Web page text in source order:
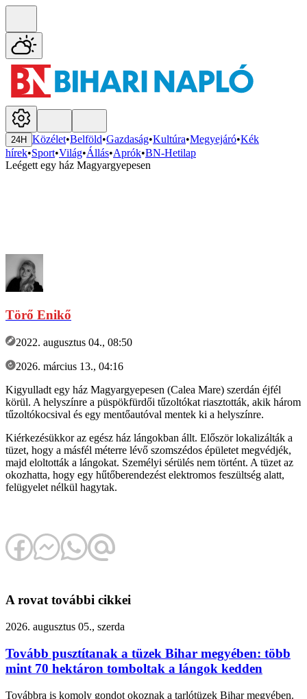
24H Közélet•Belföld•Gazdaság•Kultúra•Megyejáró•Kék
hírek•Sport•Világ•Állás•Aprók•BN-Hetilap
Leégett egy ház Magyargyepesen
Törő Enikő
2022. augusztus 04., 08:50
2026. március 13., 04:16
Kigyulladt egy ház Magyargyepesen (Calea Mare) szerdán éjfél
körül. A helyszínre a püspökfürdői tűzoltókat riasztották, akik három
tűzoltókocsival és egy mentőautóval mentek ki a helyszínre.
Kiérkezésükkor az egész ház lángokban állt. Először lokalizálták a
tüzet, hogy a másfél méterre lévő szomszédos épületet megvédjék,
majd eloltották a lángokat. Személyi sérülés nem történt. A tüzet az
okozhatta, hogy egy hűtőberendezést elektromos feszültség alatt,
felügyelet nélkül hagytak.
A rovat további cikkei
2026. augusztus 05., szerda
Tovább pusztítanak a tüzek Bihar megyében: több
mint 70 hektáron tomboltak a lángok kedden
Továbbra is komoly gondot okoznak a tarlótüzek Bihar megyében.